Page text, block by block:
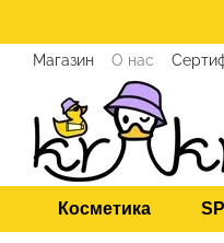
Магазин О нас
Программа лояльности
Косметика